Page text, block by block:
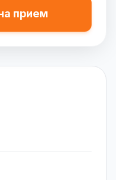
прием